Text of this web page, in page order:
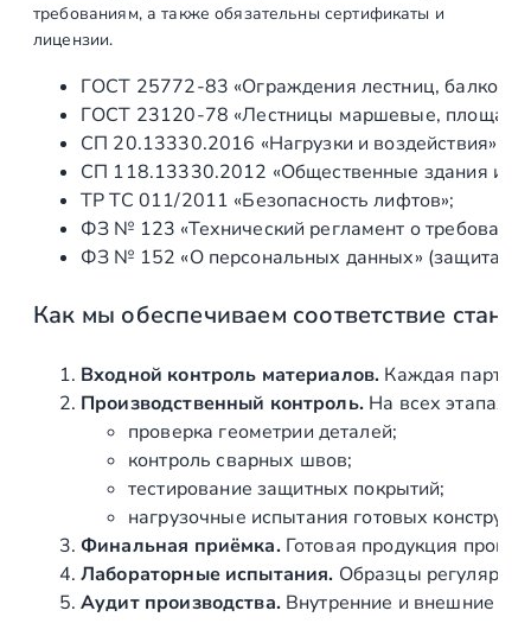
л
я
н
н
о
е
р
б
о
A
0
4
требованиям, а также обязательны сертификаты и
лицензии.
ГОСТ 25772‑83 «Ограждения лестниц,
ГОСТ 23120‑78 «Лестницы маршевые,
СП 20.13330.2016 «Нагрузки и воздействия»
СП 118.13330.2012 «Общественные здания и
ТР ТС 011/2011 «Безопасность лифтов»;
ФЗ № 123 «Технический регламент о
ФЗ № 152 «О персональных данных» (защита
Как мы обеспечиваем соответствие
Входной контроль материалов. Каждая партия
Производственный контроль.На всех этапах
проверка геометрии деталей;
контроль сварных швов;
тестирование защитных покрытий;
нагрузочные испытания готовых
Финальная приёмка.Готовая продукция
Лабораторные испытания. Образцы регулярно
Аудит производства.Внутренние и внешние